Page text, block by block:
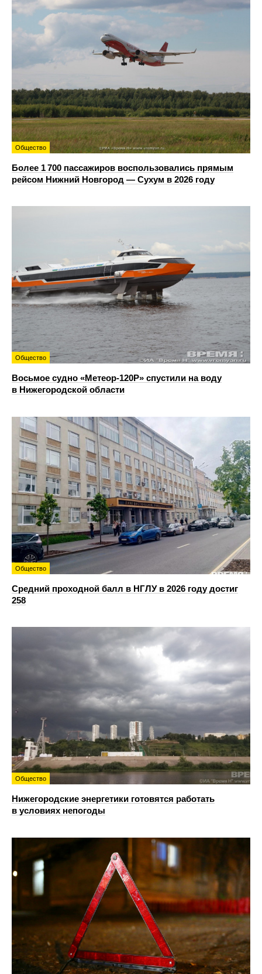
Общество
Более 1 700 пассажиров воспользовались прямым
рейсом Нижний Новгород — Сухум в 2026 году
Общество
Восьмое судно «Метеор-120Р» спустили на воду
в Нижегородской области
Общество
Средний проходной балл в НГЛУ в 2026 году достиг
258
Общество
Нижегородские энергетики готовятся работать
в условиях непогоды